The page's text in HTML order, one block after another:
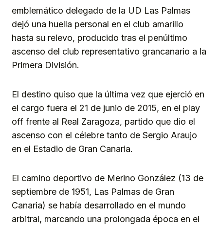
emblemático delegado de la UD Las Palmas
dejó una huella personal en el club amarillo
hasta su relevo, producido tras el penúltimo
ascenso del club representativo grancanario a la
Primera División.
El destino quiso que la última vez que ejerció en
el cargo fuera el 21 de junio de 2015, en el play
off frente al Real Zaragoza, partido que dio el
ascenso con el célebre tanto de Sergio Araujo
en el Estadio de Gran Canaria.
El camino deportivo de Merino González (13 de
septiembre de 1951, Las Palmas de Gran
Canaria) se había desarrollado en el mundo
arbitral, marcando una prolongada época en el